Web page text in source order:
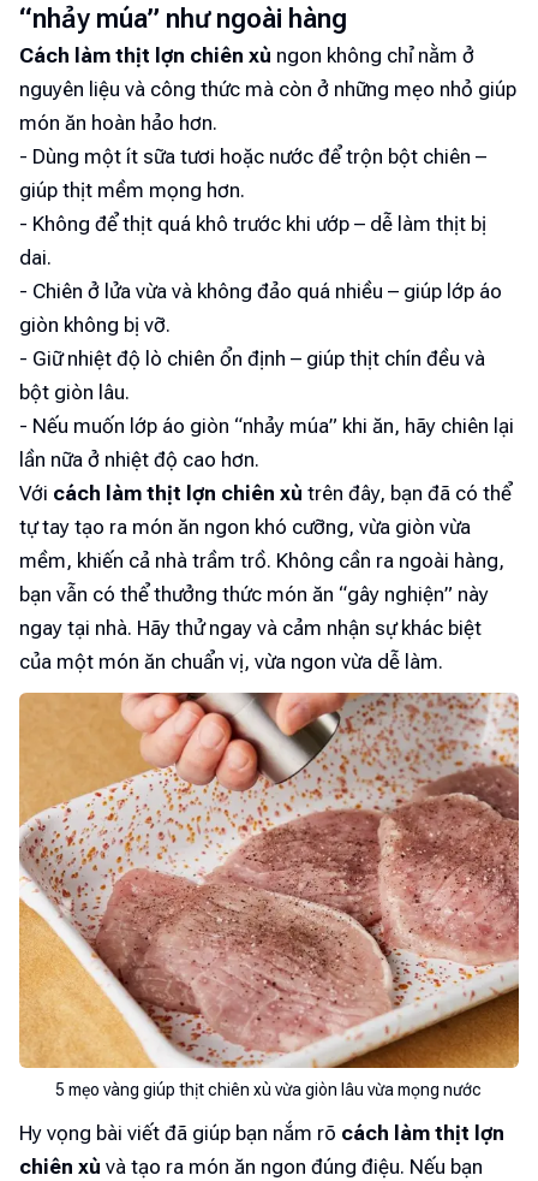
“nhảy múa” như ngoài hàng
Cách làm thịt lợn chiên xù ngon không chỉ nằm ở
nguyên liệu và công thức mà còn ở những mẹo nhỏ giúp
món ăn hoàn hảo hơn.
- Dùng một ít sữa tươi hoặc nước để trộn bột chiên –
giúp thịt mềm mọng hơn.
- Không để thịt quá khô trước khi ướp – dễ làm thịt bị
dai.
- Chiên ở lửa vừa và không đảo quá nhiều – giúp lớp áo
giòn không bị vỡ.
- Giữ nhiệt độ lò chiên ổn định – giúp thịt chín đều và
bột giòn lâu.
- Nếu muốn lớp áo giòn “nhảy múa” khi ăn, hãy chiên lại
lần nữa ở nhiệt độ cao hơn.
Với cách làm thịt lợn chiên xù trên đây, bạn đã có thể
tự tay tạo ra món ăn ngon khó cưỡng, vừa giòn vừa
mềm, khiến cả nhà trầm trồ. Không cần ra ngoài hàng,
bạn vẫn có thể thưởng thức món ăn “gây nghiện” này
ngay tại nhà. Hãy thử ngay và cảm nhận sự khác biệt
của một món ăn chuẩn vị, vừa ngon vừa dễ làm.
5 mẹo vàng giúp thịt chiên xù vừa giòn lâu vừa mọng nước
Hy vọng bài viết đã giúp bạn nắm rõ cách làm thịt lợn
chiên xù và tạo ra món ăn ngon đúng điệu. Nếu bạn